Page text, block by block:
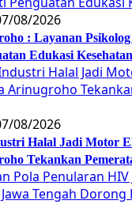
08/2026
: Layanan
Edukasi
08/2026
Halal Jadi Motor
Tekankan